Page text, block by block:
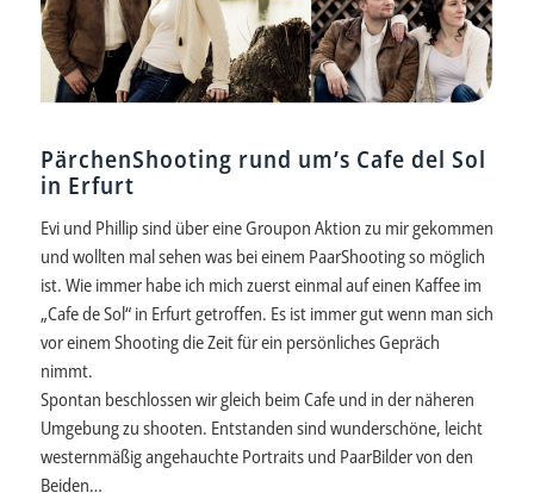
PärchenShooting rund um’s Cafe del Sol
in Erfurt
Evi und Phillip sind über eine Groupon Aktion zu mir gekommen
und wollten mal sehen was bei einem PaarShooting so möglich
ist. Wie immer habe ich mich zuerst einmal auf einen Kaffee im
„Cafe de Sol“ in Erfurt getroffen. Es ist immer gut wenn man sich
vor einem Shooting die Zeit für ein persönliches Gepräch
nimmt.
Spontan beschlossen wir gleich beim Cafe und in der näheren
Umgebung zu shooten. Entstanden sind wunderschöne, leicht
westernmäßig angehauchte Portraits und PaarBilder von den
Beiden…